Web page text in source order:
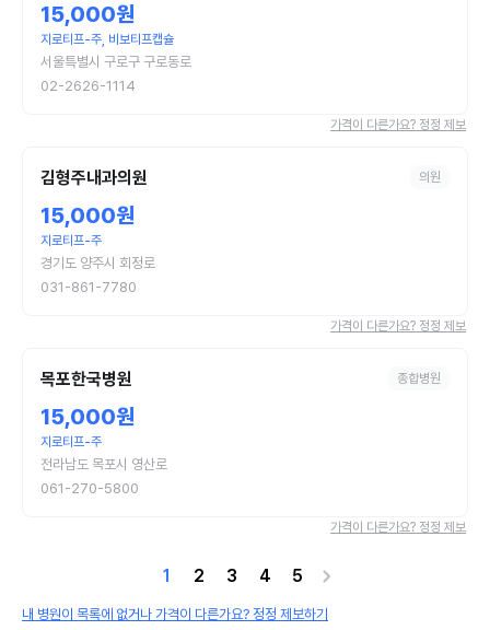
15,000원
지로티프-주, 비보티프캡슐
서울특별시 구로구 구로동로
02-2626-1114
가격이 다른가요? 정정 제보
김형주내과의원 의원
15,000원
지로티프-주
경기도 양주시 회정로
031-861-7780
가격이 다른가요? 정정 제보
목포한국병원 종합병원
15,000원
지로티프-주
전라남도 목포시 영산로
061-270-5800
가격이 다른가요? 정정 제보
1 2 3 4 5
내 병원이 목록에 없거나 가격이 다른가요? 정정 제보하기